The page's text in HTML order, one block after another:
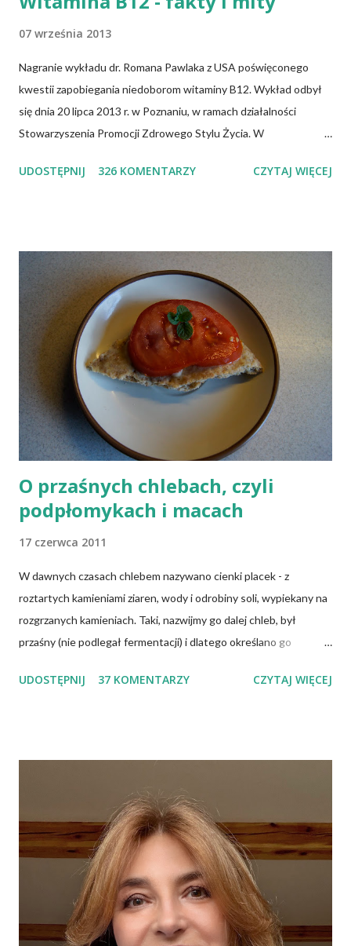
07 września 2013
Nagranie wykładu dr. Romana Pawlaka z USA poświęconego
kwestii zapobiegania niedoborom witaminy B12. Wykład odbył
się dnia 20 lipca 2013 r. w Poznaniu, w ramach działalności
Stowarzyszenia Promocji Zdrowego Stylu Życia. W
posiadamy odnośnie witaminy B12 w świetle aktualnych
weganie (ludzie, którzy nie spożywają mięsa i produktów
pochodzenia zwierzęcego), laktoowowegetarianie (osoby, które
nie spożywają produktów mięsnych, ale włączają do diety
produkty pochodzenia zwierzęcego, takie jak mleko, przetwory
mleczne i jajka), osoby po 50 roku życia, niezależnie od ich diety,
osoby, które poddały się operacji żołądka lub którym wycięto
dolną część jelita cienkiego, a także osoby chorujące na AIDS.
Inni, w tym np. osoby chorujące na cukrzycę, a także każ...
UDOSTĘPNIJ 326 KOMENTARZY CZYTAJ WIĘCEJ
O przaśnych chlebach, czyli
podpłomykach i macach
17 czerwca 2011
W dawnych czasach chlebem nazywano cienki placek - z
roztartych kamieniami ziaren, wody i odrobiny soli, wypiekany na
rozgrzanych kamieniach. Taki, nazwijmy go dalej chleb, był
przaśny (nie podlegał fermentacji) i dlatego określano go
podpłomykami. Hindusi mówią o nim czapatti, Żydzi maca, a
przeciwieństwie do świeżego pieczywa na drożdżach czy
zakwasie. Przaśne podpłomyki nie obciążają żołądka kwasem i
fermentacją. Dziś, wzorem naszych prapradziadów możemy także
spożywać przaśny, niekwaszony chleb. Najprostszy przepis na
podpłomyki to: wziąć mąkę, wodę i trochę soli. Z tych składników
zagnieść ciasto, dodając mąkę w takiej ilości, aby ciasto nie kleiło
się do palców. Z kolei r...
UDOSTĘPNIJ 37 KOMENTARZY CZYTAJ WIĘCEJ